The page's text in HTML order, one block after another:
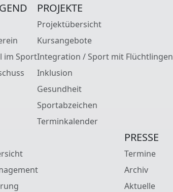
im Sport
PROJEKTE
Projektübersicht
Kursangebote
Integration / Sport mit Flüchtlingen
Inklusion
Gesundheit
Sportabzeichen
Terminkalender
PRESSE
Termine
Archiv
Aktuelle